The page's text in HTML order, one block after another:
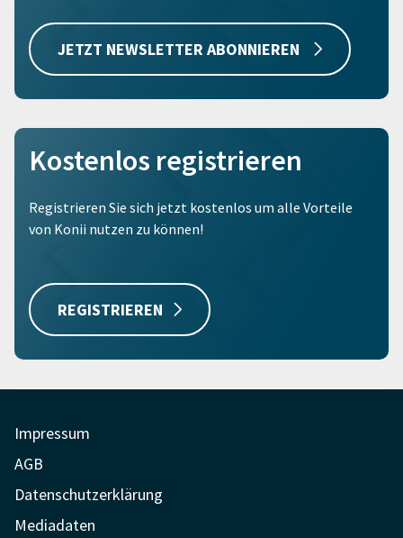
JETZT NEWSLETTER ABONNIEREN
Kostenlos registrieren
Registrieren Sie sich jetzt kostenlos um alle Vorteile
von Konii nutzen zu können!
REGISTRIEREN
Impressum
AGB
Datenschutzerklärung
Mediadaten